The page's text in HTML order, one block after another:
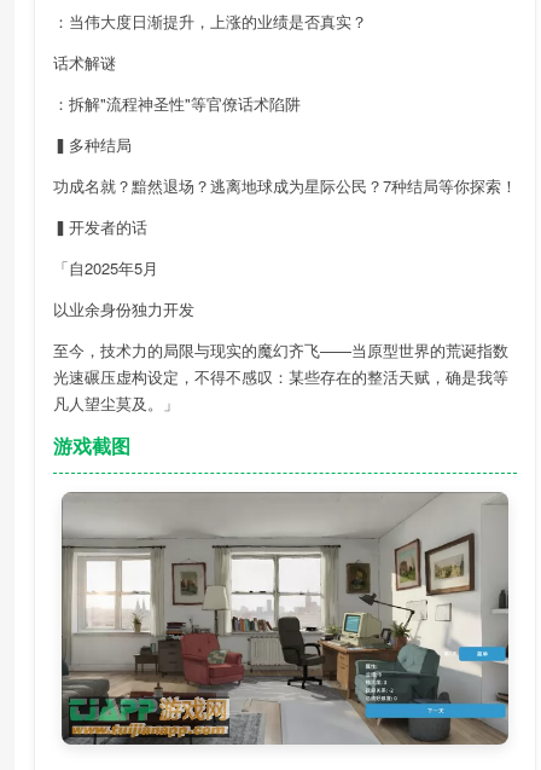
：当伟大度日渐提升，上涨的业绩是否真实？
话术解谜
：拆解"流程神圣性"等官僚话术陷阱
▍多种结局
功成名就？黯然退场？逃离地球成为星际公民？7种结局等你探索！
▍开发者的话
「自2025年5月
以业余身份独力开发
至今，技术力的局限与现实的魔幻齐飞——当原型世界的荒诞指数
光速碾压虚构设定，不得不感叹：某些存在的整活天赋，确是我等
凡人望尘莫及。」
游戏截图